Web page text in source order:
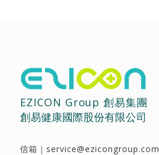
EZICON Group 創易集團
創易健康國際股份有限公司
信箱｜ service@ezicongroup.com